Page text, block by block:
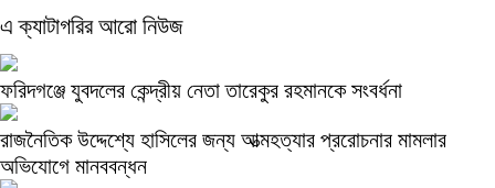
এ ক্যাটাগরির আরো নিউজ
ফরিদগঞ্জে যুবদলের কেন্দ্রীয় নেতা তারেকুর রহমানকে সংবর্ধনা
রাজনৈতিক উদ্দেশ্যে হাসিলের জন্য আত্মহত্যার প্ররোচনার মামলার
অভিযোগে মানববন্ধন